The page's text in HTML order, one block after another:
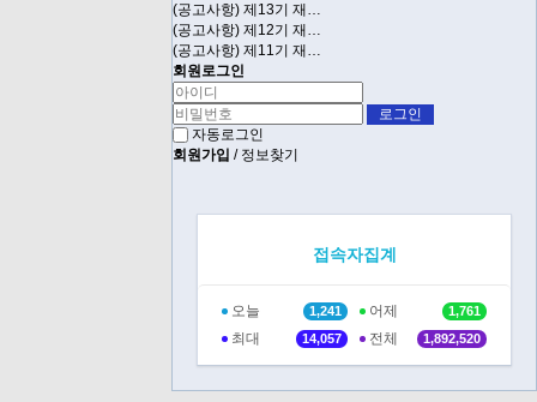
(공고사항) 제13기 재…
(공고사항) 제12기 재…
(공고사항) 제11기 재…
회원로그인
자동로그인
회원가입 / 정보찾기
접속자집계
오늘 1,241 어제 1,761
최대 14,057 전체 1,892,520